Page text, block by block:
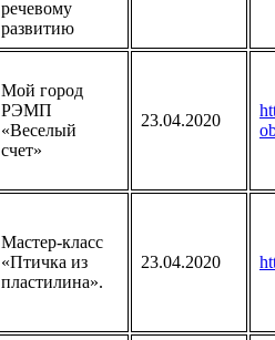
речевому
развитию
Мой город
РЭМП
«Веселый
счет»
23.04.2020
Мастер-класс
«Птичка из
пластилина».
23.04.2020